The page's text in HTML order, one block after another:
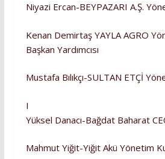
Niyazi Ercan-BEYPAZARI A.Ş.
Kenan Demirtaş YAYLA AGRO
Başkan Yardımcısı
Mustafa Bılıkçı-SULTAN ETÇİ
I
Yüksel Danacı-Bağdat Baharat
Mahmut Yiğit-Yiğit Akü Yönetim